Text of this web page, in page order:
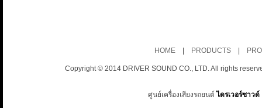
HOME| PRODUCTS|
Copyright © 2014 DRIVER SOUND CO., LTD. All rights
ศูนย์เครื่องเสียงรถยนต์ ไดรเวอร์ซาวด์